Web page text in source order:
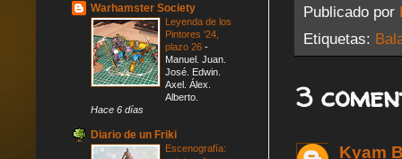
Publicado por
Etiquetas:
3
Kyam
Warhamster Society
Leyenda de los
Pintores '24,
plazo 26 -
Manuel. Juan.
José. Edwin.
Axel. Álex.
Alberto.
Hace 6 días
Diario de un Friki
Escenografía: